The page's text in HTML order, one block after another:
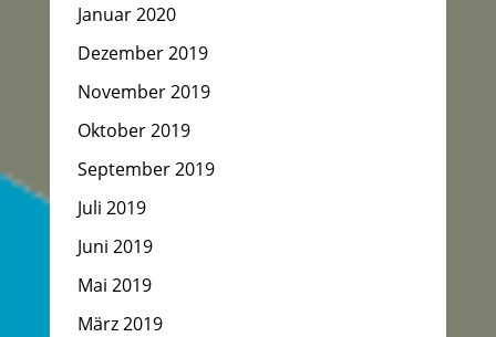
Januar 2020
Dezember 2019
November 2019
Oktober 2019
September 2019
Juli 2019
Juni 2019
Mai 2019
März 2019